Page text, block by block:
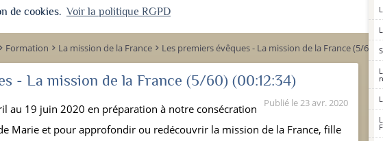
de cookies. Voir la politique RGPD
keyboard_arrow_right Formation keyboard_arrow_right La mission de la France keyboard_arrow_right Les premiers évêques - La mission de la France (5/60)
- La mission de la France (5/60) (00:12:34)
Publié le 23 avr. 2020
au 19 juin 2020 en préparation à notre consécration
Marie et pour approfondir ou redécouvrir la mission de la France, fille